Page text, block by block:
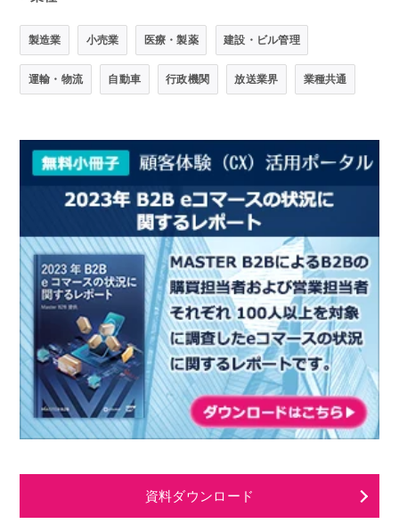
製造業 小売業 医療・製薬 建設・ビル管理
運輸・物流 自動車 行政機関 放送業界 業種共通
資料ダウンロード